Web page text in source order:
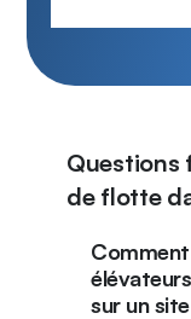
Questions
de flotte
sur un